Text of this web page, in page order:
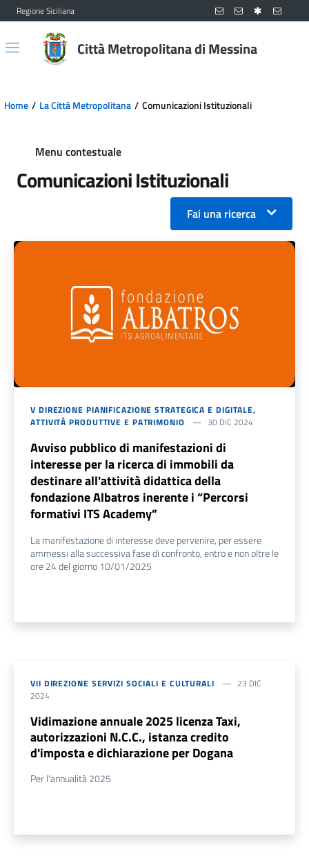
Vai al contenuto principale
Vai al menu principale
Regione Siciliana
Città Metropolitana di Messina
Home La Città Metropolitana Comunicazioni Istituzionali
Menu contestuale
Comunicazioni Istituzionali
Fai una ricerca
V DIREZIONE PIANIFICAZIONE STRATEGICA E DIGITALE,
ATTIVITÀ PRODUTTIVE E PATRIMONIO
30 DIC 2024
Avviso pubblico di manifestazioni di
interesse per la ricerca di immobili da
destinare all'attività didattica della
fondazione Albatros inerente i “Percorsi
formativi ITS Academy”
La manifestazione di interesse deve pervenire, per essere
ammessi alla successiva fase di confronto, entro e non oltre le
ore 24 del giorno 10/01/2025
VII DIREZIONE SERVIZI SOCIALI E CULTURALI
23 DIC
2024
Vidimazione annuale 2025 licenza Taxi,
autorizzazioni N.C.C., istanza credito
d'imposta e dichiarazione per Dogana
Per l'annualità 2025